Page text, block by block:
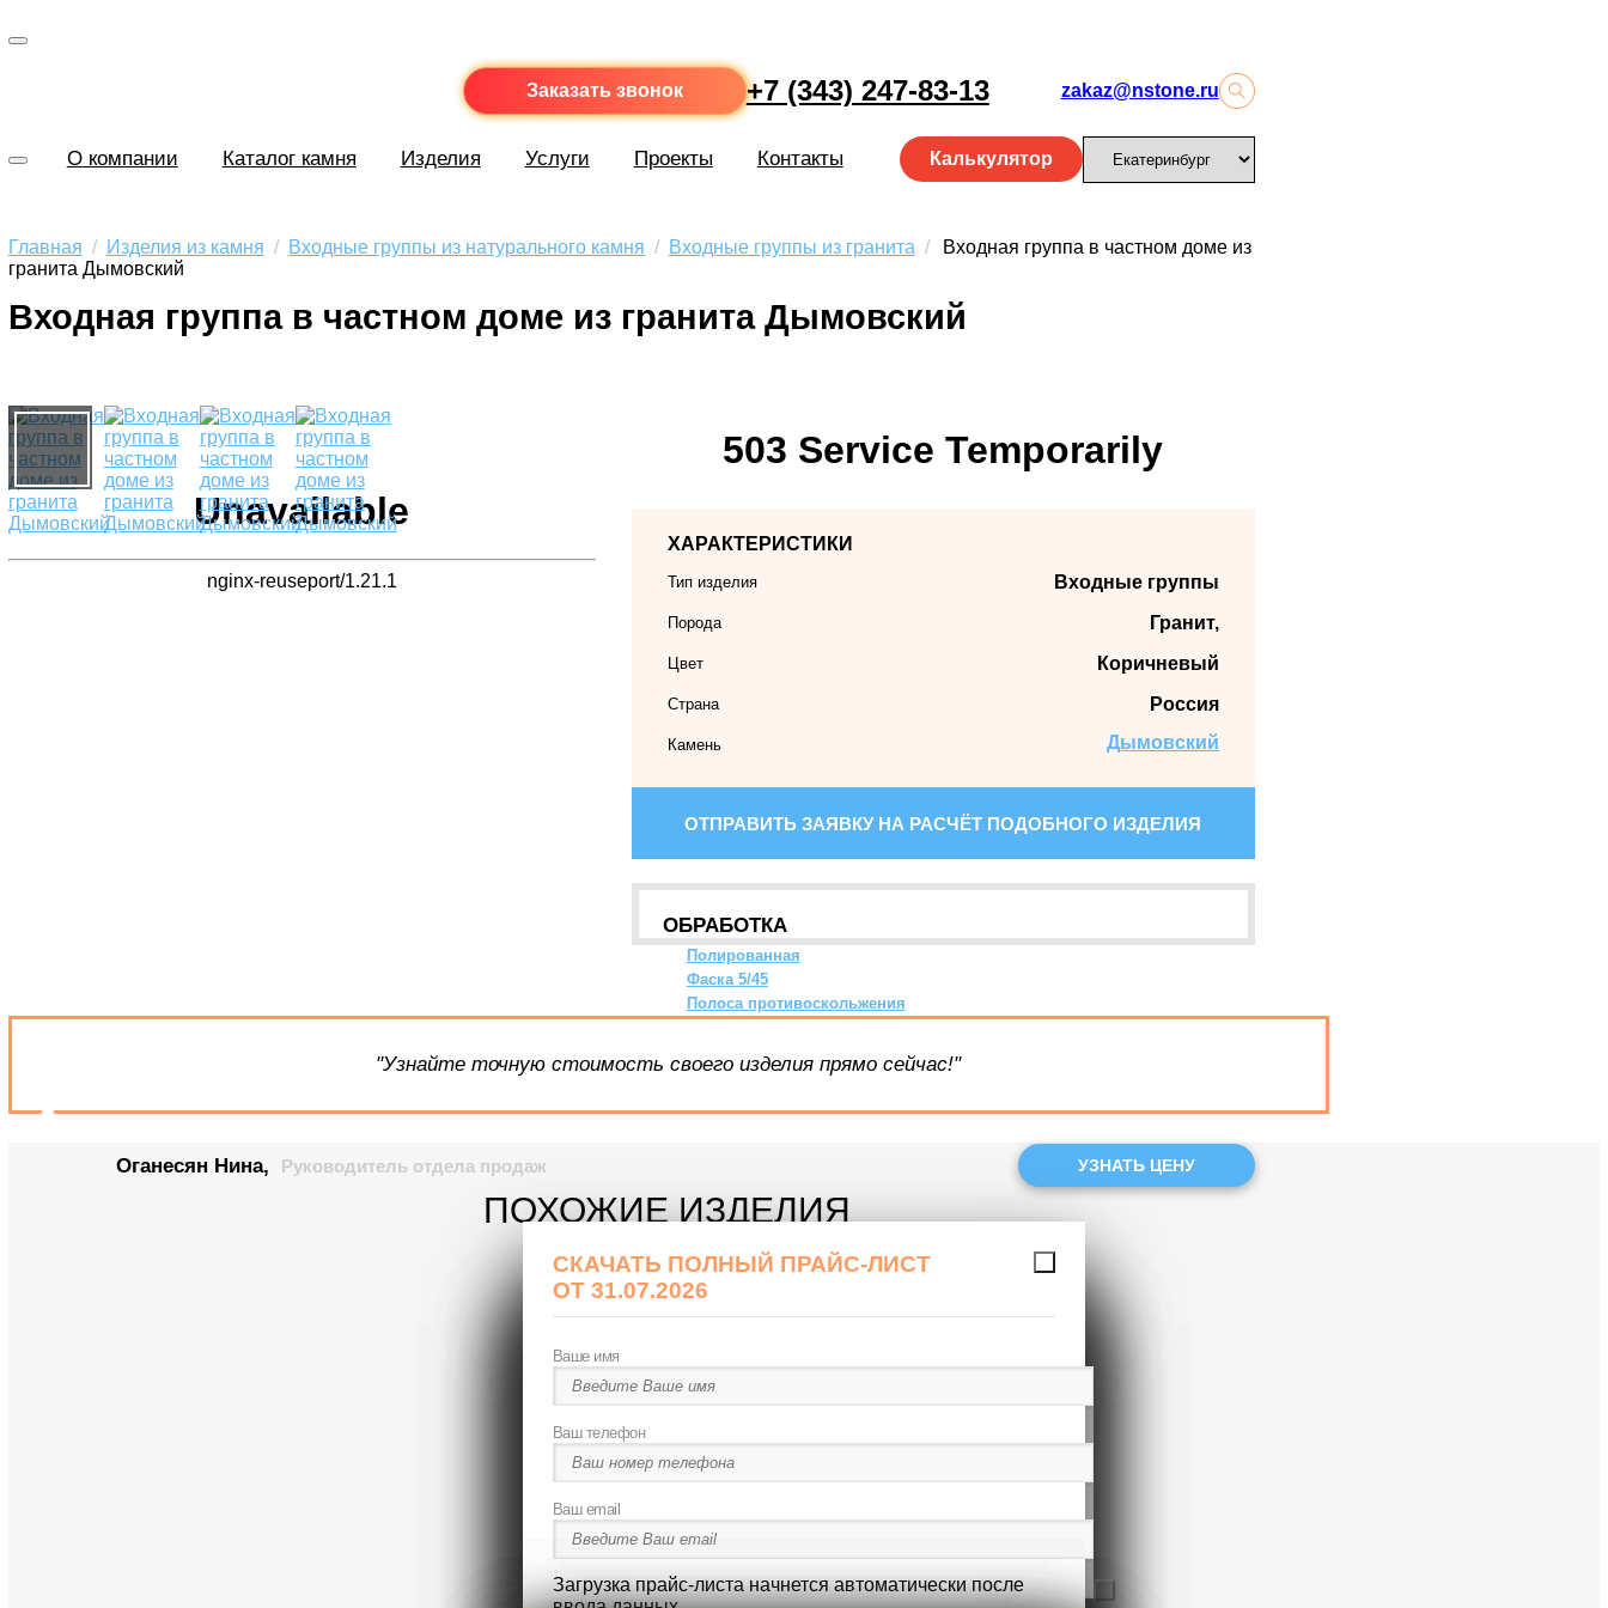
Заказать звонок +7 (343) 247-83-13 zakaz@nstone.ru
О компании Каталог камня Изделия Услуги Проекты Контакты Калькулятор
Главная / Изделия из камня / Входные группы из натурального камня / Входные группы из гранита /
Входная группа в частном доме из
гранита Дымовский
Входная группа в частном доме из гранита Дымовский
ХАРАКТЕРИСТИКИ
Тип изделия Входные группы
Порода Гранит,
Цвет Коричневый
Страна Россия
Камень Дымовский
ОТПРАВИТЬ ЗАЯВКУ НА РАСЧЁТ ПОДОБНОГО ИЗДЕЛИЯ
ОБРАБОТКА
Полированная
Фаска 5/45
Полоса противоскольжения
503 Service Temporarily
Unavailable
nginx-reuseport/1.21.1
"Узнайте точную стоимость своего изделия прямо сейчас!"
Оганесян Нина, Руководитель отдела продаж УЗНАТЬ ЦЕНУ
ПОХОЖИЕ ИЗДЕЛИЯ
Ваше имя
Ваш телефон
Нажимая на кнопку "ЗАКАЗАТЬ ЗВОНОК", я даю согласие на
обработку персональных данных и соглашаюсь cполитикой
конфиденциальности
Ваше имя
Ваш телефон
Ваш email
Ваше имя
Ваш телефон
Ваш email
СКАЧАТЬ ПОЛНЫЙ ПРАЙС-ЛИСТ
ОТ 31.07.2026
Ваше имя
Ваш телефон
Ваш email
Загрузка прайс-листа начнется автоматически после